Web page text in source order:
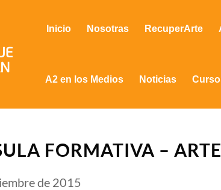
Inicio Nosotras RecuperArte
A2 en los Medios Noticias
FORMATIVA –
de 2015